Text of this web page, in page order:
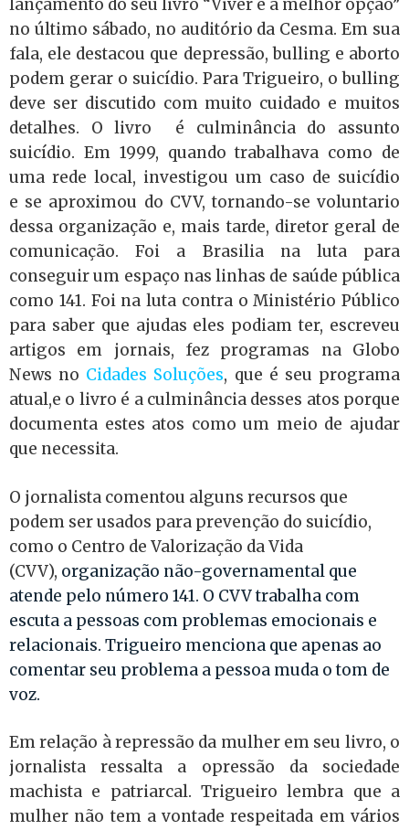
lançamento do seu livro “Viver é a melhor opção”
no último sábado, no auditório da Cesma. Em sua
fala, ele destacou que depressão, bulling e aborto
podem gerar o suicídio. Para Trigueiro, o bulling
deve ser discutido com muito cuidado e muitos
detalhes. O livro é culminância do assunto
suicídio. Em 1999, quando trabalhava como de
uma rede local, investigou um caso de suicídio
e se aproximou do CVV, tornando-se voluntario
dessa organização e, mais tarde, diretor geral de
comunicação. Foi a Brasilia na luta para
conseguir um espaço nas linhas de saúde pública
como 141. Foi na luta contra o Ministério Público
para saber que ajudas eles podiam ter, escreveu
artigos em jornais, fez programas na Globo
News no Cidades Soluções, que é seu programa
atual,e o livro é a culminância desses atos porque
documenta estes atos como um meio de ajudar
que necessita.
O jornalista comentou alguns recursos que
podem ser usados para prevenção do suicídio,
como o Centro de Valorização da Vida
(CVV), organização não-governamental que
atende pelo número 141. O CVV trabalha com
escuta a pessoas com problemas emocionais e
relacionais. Trigueiro menciona que apenas ao
comentar seu problema a pessoa muda o tom de
voz.
Em relação à repressão da mulher em seu livro, o
jornalista ressalta a opressão da sociedade
machista e patriarcal. Trigueiro lembra que a
mulher não tem a vontade respeitada em vários